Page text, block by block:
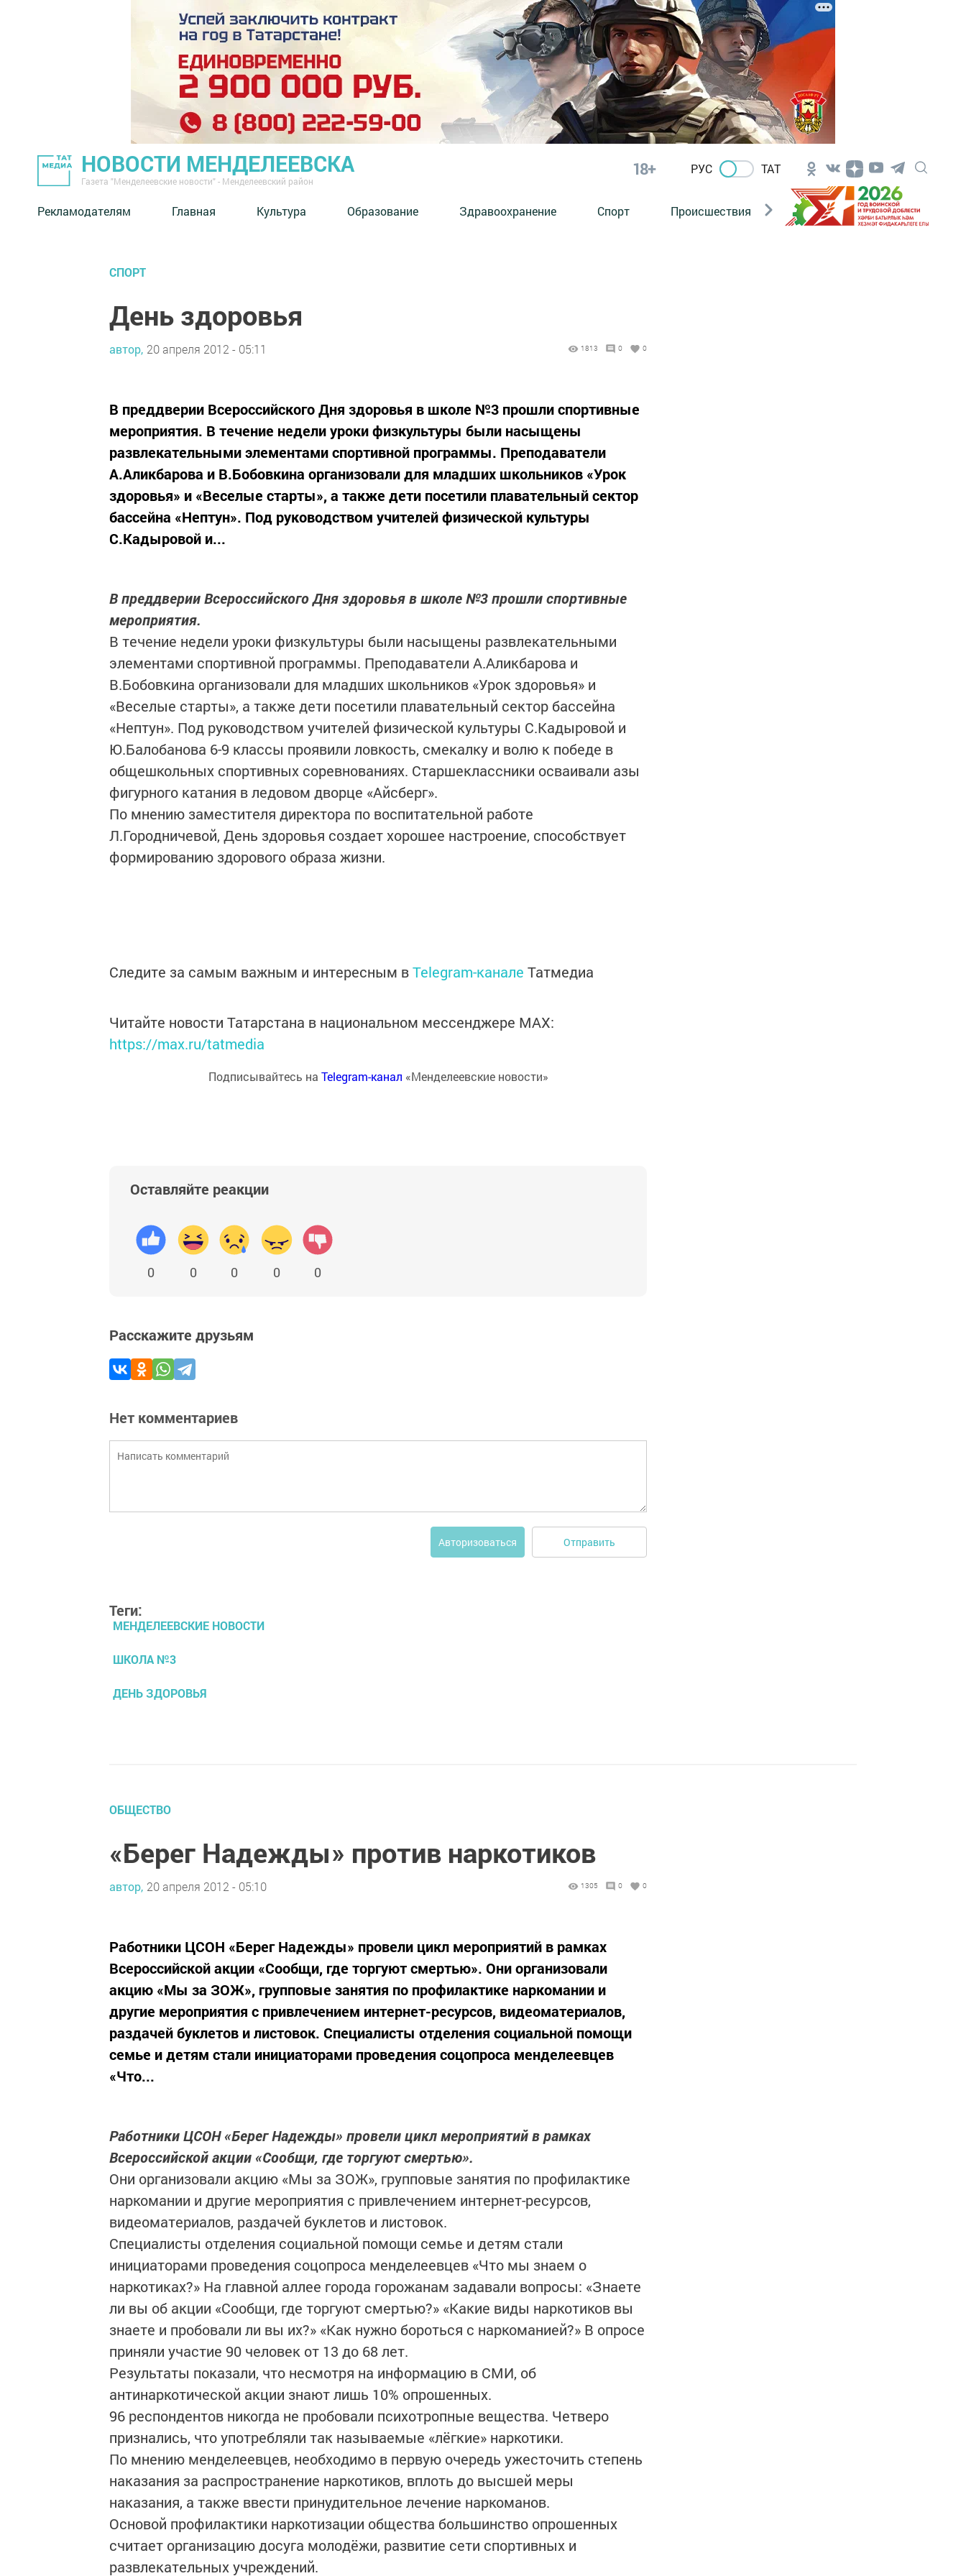
НОВОСТИ МЕНДЕЛЕЕВСКА
Газета "Менделеевские новости" - Менделеевский район
18+ РУС ТАТ
Рекламодателям Главная Культура Образование Здравоохранение Спорт Происшествия Новости Госавтоинспекции
СПОРТ
День здоровья
автор, 20 апреля 2012 - 05:11 1813 0 0
В преддверии Всероссийского Дня здоровья в школе №3 прошли спортивные
мероприятия. В течение недели уроки физкультуры были насыщены
развлекательными элементами спортивной программы. Преподаватели
А.Аликбарова и В.Бобовкина организовали для младших школьников «Урок
здоровья» и «Веселые старты», а также дети посетили плавательный сектор
бассейна «Нептун». Под руководством учителей физической культуры
С.Кадыровой и...
В преддверии Всероссийского Дня здоровья в школе №3 прошли спортивные
мероприятия.
В течение недели уроки физкультуры были насыщены развлекательными
элементами спортивной программы. Преподаватели А.Аликбарова и
В.Бобовкина организовали для младших школьников «Урок здоровья» и
«Веселые старты», а также дети посетили плавательный сектор бассейна
«Нептун». Под руководством учителей физической культуры С.Кадыровой и
Ю.Балобанова 6-9 классы проявили ловкость, смекалку и волю к победе в
общешкольных спортивных соревнованиях. Старшеклассники осваивали азы
фигурного катания в ледовом дворце «Айсберг».
По мнению заместителя директора по воспитательной работе
Л.Городничевой, День здоровья создает хорошее настроение, способствует
формированию здорового образа жизни.
Следите за самым важным и интересным вTelegram-канале Татмедиа
Читайте новости Татарстана в национальном мессенджере MАХ:
https://max.ru/tatmedia
Подписывайтесь на Telegram-канал «Менделеевские новости»
Оставляйте реакции
0 0 0 0 0
Расскажите друзьям
Нет комментариев
Авторизоваться Отправить
Теги:
МЕНДЕЛЕЕВСКИЕ НОВОСТИ
ШКОЛА №3
ДЕНЬ ЗДОРОВЬЯ
ОБЩЕСТВО
«Берег Надежды» против наркотиков
автор, 20 апреля 2012 - 05:10 1305 0 0
Работники ЦСОН «Берег Надежды» провели цикл мероприятий в рамках
Всероссийской акции «Сообщи, где торгуют смертью». Они организовали
акцию «Мы за ЗОЖ», групповые занятия по профилактике наркомании и
другие мероприятия с привлечением интернет-ресурсов, видеоматериалов,
раздачей буклетов и листовок. Специалисты отделения социальной помощи
семье и детям стали инициаторами проведения соцопроса менделеевцев
«Что...
Работники ЦСОН «Берег Надежды» провели цикл мероприятий в рамках
Всероссийской акции «Сообщи, где торгуют смертью».
Они организовали акцию «Мы за ЗОЖ», групповые занятия по профилактике
наркомании и другие мероприятия с привлечением интернет-ресурсов,
видеоматериалов, раздачей буклетов и листовок.
Специалисты отделения социальной помощи семье и детям стали
инициаторами проведения соцопроса менделеевцев «Что мы знаем о
наркотиках?» На главной аллее города горожанам задавали вопросы: «Знаете
ли вы об акции «Сообщи, где торгуют смертью?» «Какие виды наркотиков вы
знаете и пробовали ли вы их?» «Как нужно бороться с наркоманией?» В опросе
приняли участие 90 человек от 13 до 68 лет.
Результаты показали, что несмотря на информацию в СМИ, об
антинаркотической акции знают лишь 10% опрошенных.
96 респондентов никогда не пробовали психотропные вещества. Четверо
признались, что употребляли так называемые «лёгкие» наркотики.
По мнению менделеевцев, необходимо в первую очередь ужесточить степень
наказания за распространение наркотиков, вплоть до высшей меры
наказания, а также ввести принудительное лечение наркоманов.
Основой профилактики наркотизации общества большинство опрошенных
считает организацию досуга молодёжи, развитие сети спортивных и
развлекательных учреждений.